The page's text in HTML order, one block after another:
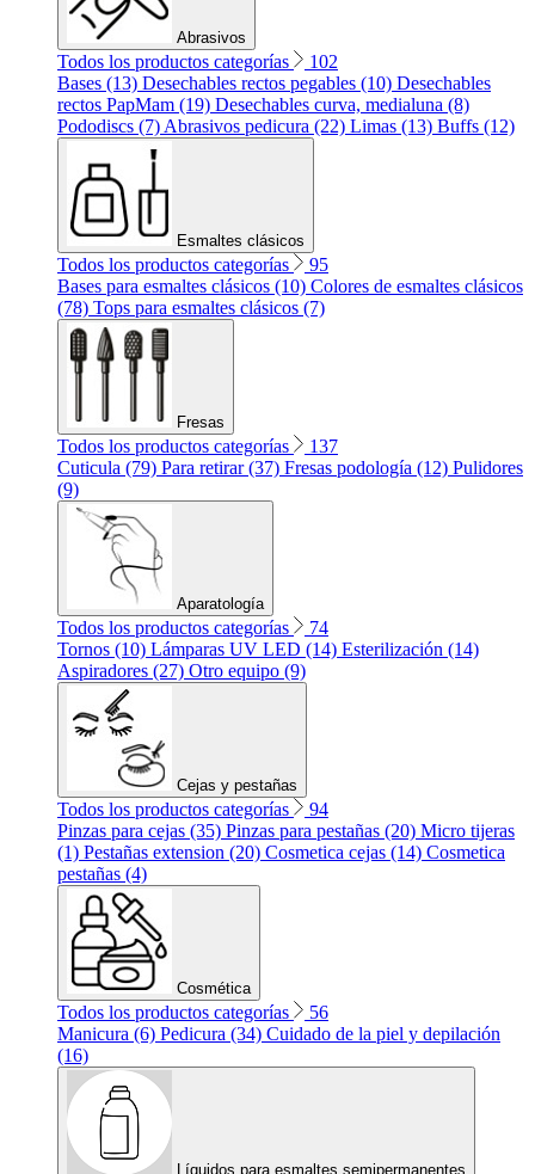
Abrasivos
Todos los productos categorías
102
Bases (13) Desechables rectos pegables (10) Desechables
rectos PapMam (19) Desechables curva, medialuna (8)
Pododiscs (7) Abrasivos pedicura (22) Limas (13) Buffs (12)
Esmaltes clásicos
Todos los productos categorías
95
Bases para esmaltes clásicos (10) Colores de esmaltes clásicos
(78) Tops para esmaltes clásicos (7)
Fresas
Todos los productos categorías
137
Cuticula (79) Para retirar (37) Fresas podología (12) Pulidores
(9)
Aparatología
Todos los productos categorías
74
Tornos (10) Lámparas UV LED (14) Esterilización (14)
Aspiradores (27) Otro equipo (9)
Cejas y pestañas
Todos los productos categorías
94
Pinzas para cejas (35) Pinzas para pestañas (20) Micro tijeras
(1) Pestañas extension (20) Cosmetica cejas (14) Cosmetica
pestañas (4)
Cosmética
Todos los productos categorías
56
Manicura (6) Pedicura (34) Cuidado de la piel y depilación
(16)
Líquidos para esmaltes semipermanentes